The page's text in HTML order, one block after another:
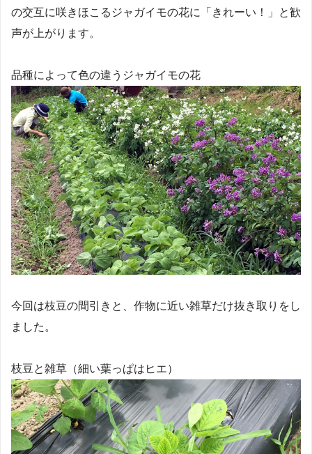
の交互に咲きほこるジャガイモの花に「きれーい！」と歓
声が上がります。
品種によって色の違うジャガイモの花
今回は枝豆の間引きと、作物に近い雑草だけ抜き取りをし
ました。
枝豆と雑草（細い葉っぱはヒエ）